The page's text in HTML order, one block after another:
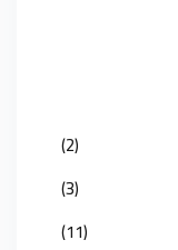
(2)
(3)
(11)